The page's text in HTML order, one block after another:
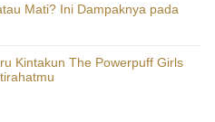
Mati? Ini Dampaknya pada
Kintakun The Powerpuff Girls